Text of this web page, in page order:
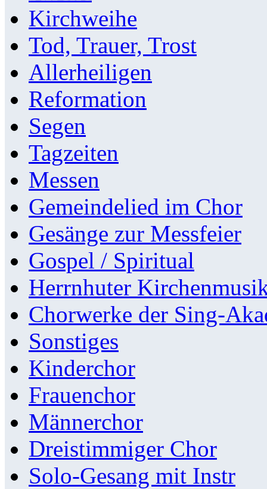
Kirchweihe
Tod, Trauer, Trost
Allerheiligen
Reformation
Segen
Tagzeiten
Messen
Gemeindelied im Chor
Gesänge zur Messfeier
Gospel / Spiritual
Herrnhuter
Chorwerke der Sing-
Sonstiges
Kinderchor
Frauenchor
Männerchor
Dreistimmiger Chor
Solo-Gesang mit Instr